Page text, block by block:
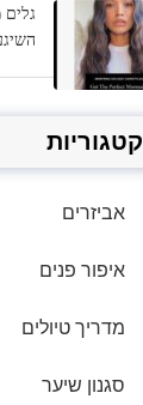
קטגוריות
אביזרים
איפור פנים
מדריך טיולים
סגנון שיער